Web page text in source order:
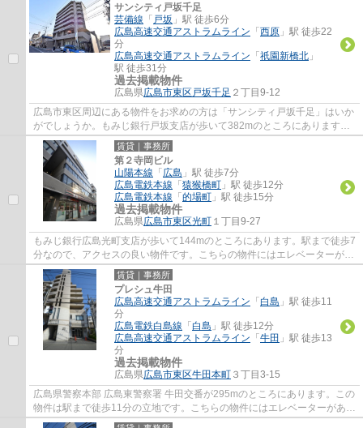
サンシティ戸坂千足
芸備線 「 戸坂 」駅 徒歩6分
広島高速交通アストラムライン 「 西原 」駅 徒歩22
分
広島高速交通アストラムライン 「 祇園新橋北 」
駅 徒歩31分
過去掲載物件
広島県広島市東区 戸坂千足 ２丁目9-12
広島市東区周辺にある物件をお求めの方は「サンシティ戸坂千足」はいか
がでしょうか。もみじ銀行戸坂支店が歩いて382mのところにあります。
駅から徒歩6分に立地する物件です。
賃貸｜事務所
第２寺岡ビル
山陽本線 「 広島 」駅 徒歩7分
広島電鉄本線 「 猿猴橋町 」駅 徒歩12分
広島電鉄本線 「 的場町 」駅 徒歩15分
過去掲載物件
広島県広島市東区光町 １丁目9-27
もみじ銀行広島光町支店が歩いて144mのところにあります。駅まで徒歩7
分なので、アクセスの良い物件です。こちらの物件にはエレベーターが付
いています。
賃貸｜事務所
プレシュ牛田
広島高速交通アストラムライン 「 白島 」駅 徒歩11
分
広島電鉄白島線 「 白島 」駅 徒歩12分
広島高速交通アストラムライン 「 牛田 」駅 徒歩13
分
過去掲載物件
広島県広島市東区牛田本町 ３丁目3-15
広島県警察本部 広島東警察署 牛田交番が295mのところにあります。この
物件は駅まで徒歩11分の立地です。こちらの物件にはエレベーターがあり
ます。